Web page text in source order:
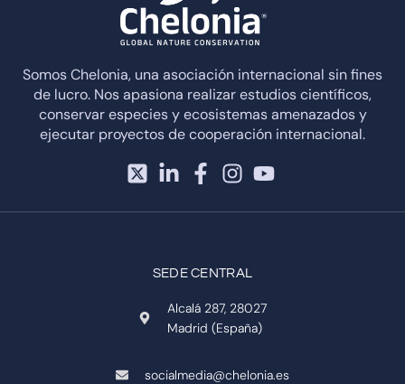
Somos Chelonia, una asociación internacional sin fines
de lucro. Nos apasiona realizar estudios científicos,
conservar especies y ecosistemas amenazados y
ejecutar proyectos de cooperación internacional.
SEDE CENTRAL
Alcalá 287, 28027
Madrid (España)
socialmedia@chelonia.es